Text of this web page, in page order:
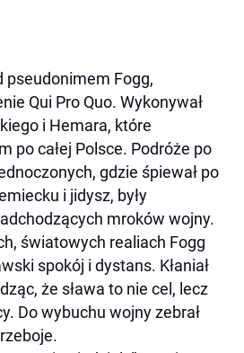
pseudonimem Fogg,
Qui Pro Quo. Wykonywał
i Hemara, które
po całej Polsce. Podróże po
gdzie śpiewał po
i jidysz, były
mroków wojny.
światowych realiach Fogg
spokój i dystans. Kłaniał
że sława to nie cel, lecz
Do wybuchu wojny zebrał